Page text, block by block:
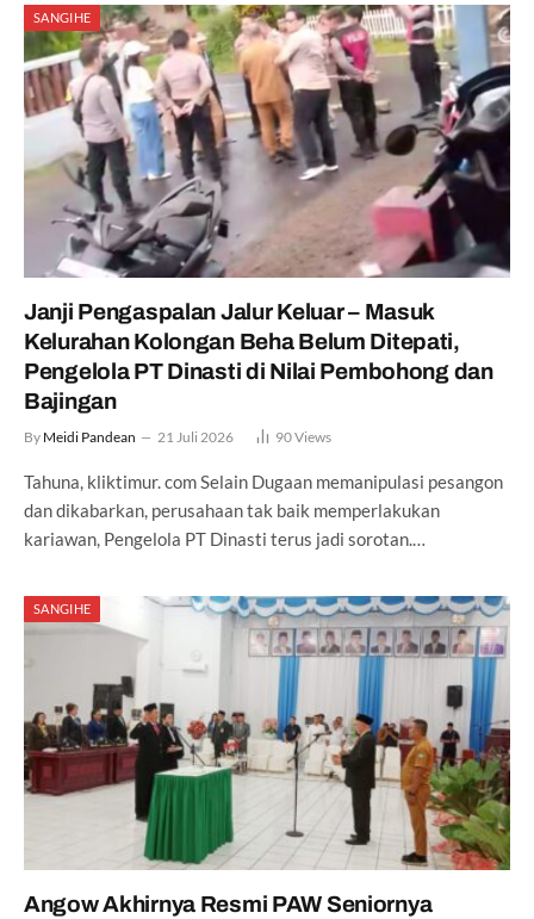
SANGIHE
Janji Pengaspalan Jalur Keluar – Masuk
Kelurahan Kolongan Beha Belum Ditepati,
Pengelola PT Dinasti di Nilai Pembohong dan
Bajingan
By Meidi Pandean 21 Juli 2026 90Views
Tahuna, kliktimur. com Selain Dugaan memanipulasi pesangon
dan dikabarkan, perusahaan tak baik memperlakukan
kariawan, Pengelola PT Dinasti terus jadi sorotan.…
SANGIHE
Angow Akhirnya Resmi PAW Seniornya